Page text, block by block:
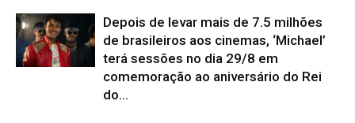
Depois de levar mais de 7.5 milhões
de brasileiros aos cinemas, ‘Michael’
terá sessões no dia 29/8 em
comemoração ao aniversário do Rei
do...